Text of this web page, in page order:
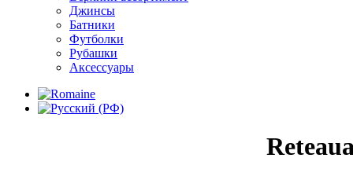
Джинсы
Батники
Футболки
Рубашки
Аксессуары